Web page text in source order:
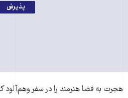
پذیرش
هجرت به فضا هنرمند را در سفر وهم‌آلود